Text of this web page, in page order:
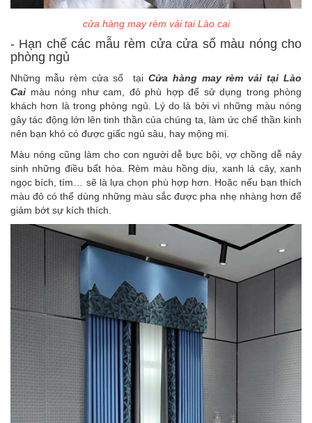
cửa hàng may rèm vải tại Lào cai
- Hạn chế các mẫu rèm cửa cửa sổ màu nóng cho
phòng ngủ
Những mẫu rèm cửa sổ tại Cửa hàng may rèm vải tại Lào
Cai màu nóng như cam, đỏ phù hợp để sử dụng trong phòng
khách hơn là trong phòng ngủ. Lý do là bởi vì những màu nóng
gây tác động lớn lên tinh thần của chúng ta, làm ức chế thần kinh
nên bạn khó có được giấc ngủ sâu, hay mộng mị.
Màu nóng cũng làm cho con người dễ bực bội, vợ chồng dễ nảy
sinh những điều bất hòa. Rèm màu hồng dịu, xanh lá cây, xanh
ngọc bích, tím… sẽ là lựa chọn phù hợp hơn. Hoặc nếu bạn thích
màu đỏ có thể dùng những màu sắc được pha nhẹ nhàng hơn để
giảm bớt sự kích thích.